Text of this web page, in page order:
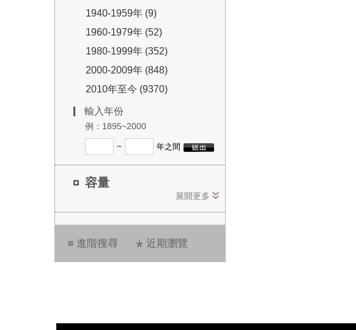
1940-1959年 (9)
1960-1979年 (52)
1980-1999年 (352)
2000-2009年 (848)
2010年至今 (9370)
輸入年份
例：1895~2000
~ 年之間
容量
展開更多
進階搜尋 近期瀏覽